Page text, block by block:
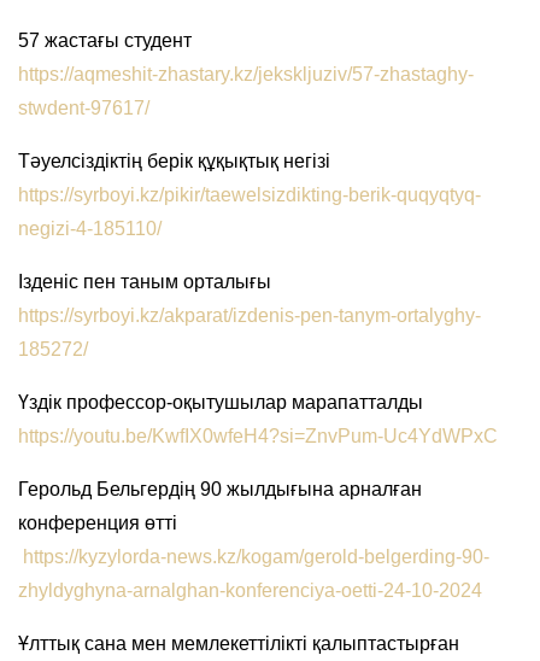
57 жастағы студент
https://aqmeshit-zhastary.kz/jekskljuziv/57-zhastaghy-
stwdent-97617/
Тәуелсіздіктің берік құқықтық негізі
https://syrboyi.kz/pikir/taewelsizdikting-berik-quqyqtyq-
negizi-4-185110/
Ізденіс пен таным орталығы
https://syrboyi.kz/akparat/izdenis-pen-tanym-ortalyghy-
185272/
Үздік профессор-оқытушылар марапатталды
https://youtu.be/KwfIX0wfeH4?si=ZnvPum-Uc4YdWPxC
Герольд Бельгердің 90 жылдығына арналған
конференция өтті
https://kyzylorda-news.kz/kogam/gerold-belgerding-90-
zhyldyghyna-arnalghan-konferenciya-oetti-24-10-2024
Ұлттық сана мен мемлекеттілікті қалыптастырған